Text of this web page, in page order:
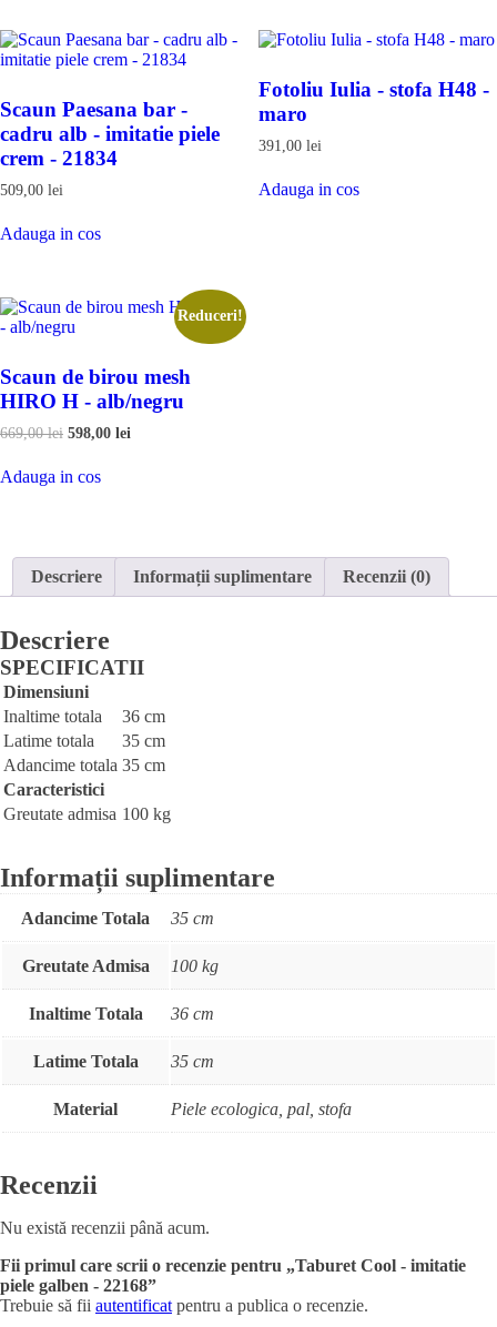
Scaun Paesana bar -
cadru alb - imitatie piele
crem - 21834
509,00 lei
Adauga in cosin
Fotoliu Iulia - stofa H48 -
maro
391,00 lei
Adauga in cosin
Reduceri!
Scaun de birou mesh
HIRO H - alb/negru
669,00lei Prețul
fost:
598,00 lei
Adauga in cosin
Descriere Informații suplimentare Recenzii (0)
Descriere
SPECIFICATII
Dimensiuni
Inaltime totala
36 cm
Latime totala
35 cm
Adancime totala 35 cm
Caracteristici
Greutate admisa 100 kg
Informații suplimentare
Adancime Totala 35 cm
Greutate Admisa 100 kg
Inaltime Totala 36 cm
Latime Totala 35 cm
Material Piele ecologica, pal, stofa
Recenzii
Nu există recenzii până acum.
Fii primul care scrii o recenzie pentru „Taburet Cool - imitatie
piele galben - 22168”
Trebuie să fii autentificat pentru a publica o recenzie.